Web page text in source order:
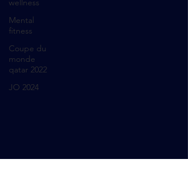
wellness
Mental
fitness
Coupe du
monde
qatar 2022
JO 2024